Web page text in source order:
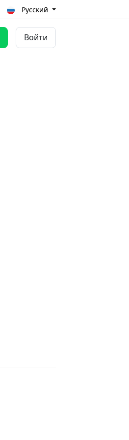
Русский
Войти